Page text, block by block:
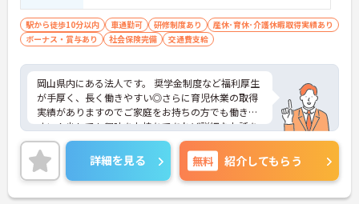
駅から徒歩10分以内 車通勤可 研修制度あり
産休･育休･介護休暇取得実績あり
ボーナス・賞与あり
社会保険完備 交通費支給
岡山県内にある法人です。 奨学金制度など福利厚生
が手厚く、長く働きやすい◎さらに育児休業の取得
実績がありますのでご家庭をお持ちの方でも働きや
すい！少しでも興味をお持ちであれば詳細なお話を
致しますので気軽にご連絡ください。
詳細を見る 無料 紹介してもらう